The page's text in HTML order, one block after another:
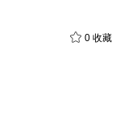
0 收藏